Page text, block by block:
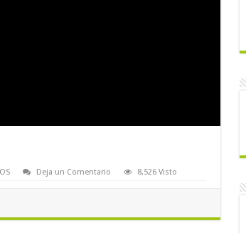
Deja un Comentario 8,526 Visto